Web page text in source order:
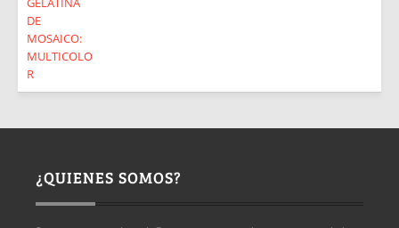
¿QUIENES SOMOS?